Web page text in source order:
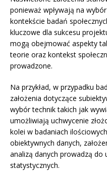
ponieważ wpływają na
kontekście badań
kluczowe dla sukcesu
mogą obejmować aspekty
teorie oraz kontekst
prowadzone.
Na przykład, w przypadku
założenia dotyczące
wybór technik takich jak
umożliwiają uchwycenie
kolei w badaniach
obiektywnych danych,
analizą danych prowadzą do
statystycznych.